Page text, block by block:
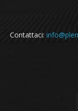
Contattaci: